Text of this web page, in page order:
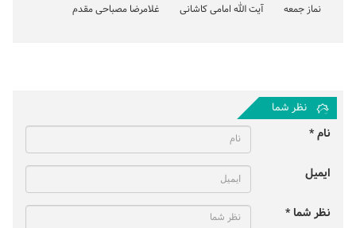
نماز جمعه آیت الله امامی کاشانی غلامرضا مصباحی مقدم
نظر شما
نام *
ایمیل
نظر شما *